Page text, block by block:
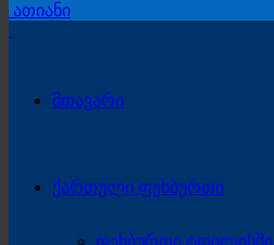
ათიანი
მთავარი
ქართული ფეხბურთი
ფეხბურთი ტფილისში